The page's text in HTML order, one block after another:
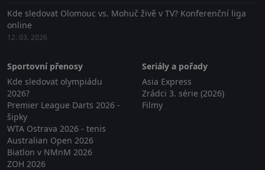
Kde sledovat Olomouc vs. Mohuč živě v TV? Konferenční liga
online
12. 03. 2026
Sportovní přenosy
Kde sledovat olympiádu
2026?
Premier League Darts 2026 -
šipky
WTA Ostrava 2026 - tenis
Australian Open 2026
Biatlon v NMnM 2026
ZOH 2026
Seriály a pořady
Asia Express
Zrádci 3. série (2026)
Filmy